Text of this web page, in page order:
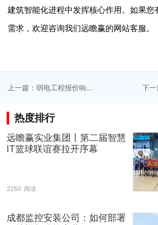
建筑智能化进程中发挥核心作用。如果您
需求，欢迎咨询我们远瞻赢的网站客服。
上一篇：弱电工程报价响
本管控
下一
热度排行
远瞻赢实业集团丨第二届智慧
IT篮球联谊赛拉开序幕
2250 阅读
成都监控安装公司：如何部署